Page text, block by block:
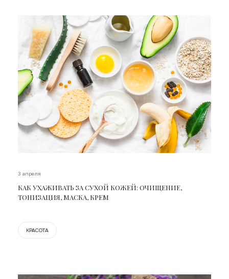
3 апреля
КАК УХАЖИВАТЬ ЗА СУХОЙ КОЖЕЙ: ОЧИЩЕНИЕ,
ТОНИЗАЦИЯ, МАСКА, КРЕМ
КРАСОТА